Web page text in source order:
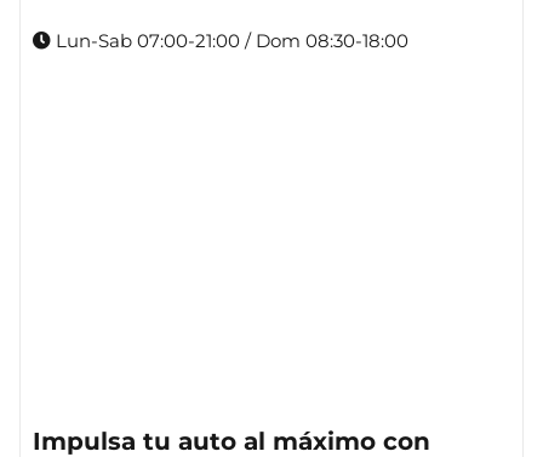
Lun-Sab 07:00-21:00 / Dom 08:30-18:00
Impulsa tu auto al máximo con